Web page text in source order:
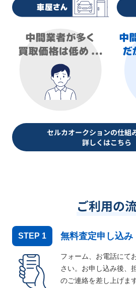
セルカオークションの仕組
詳しくはこちら
ご利用の
STEP 1 無料査定申し込み
フォーム、お電話にて
さい。お申し込み後、
のご連絡を差し上げま